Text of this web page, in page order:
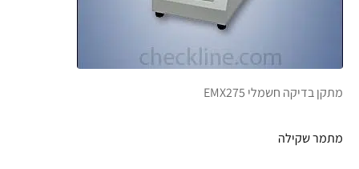
מתקן בדיקה חשמלי EMX275
מתמר שקילה